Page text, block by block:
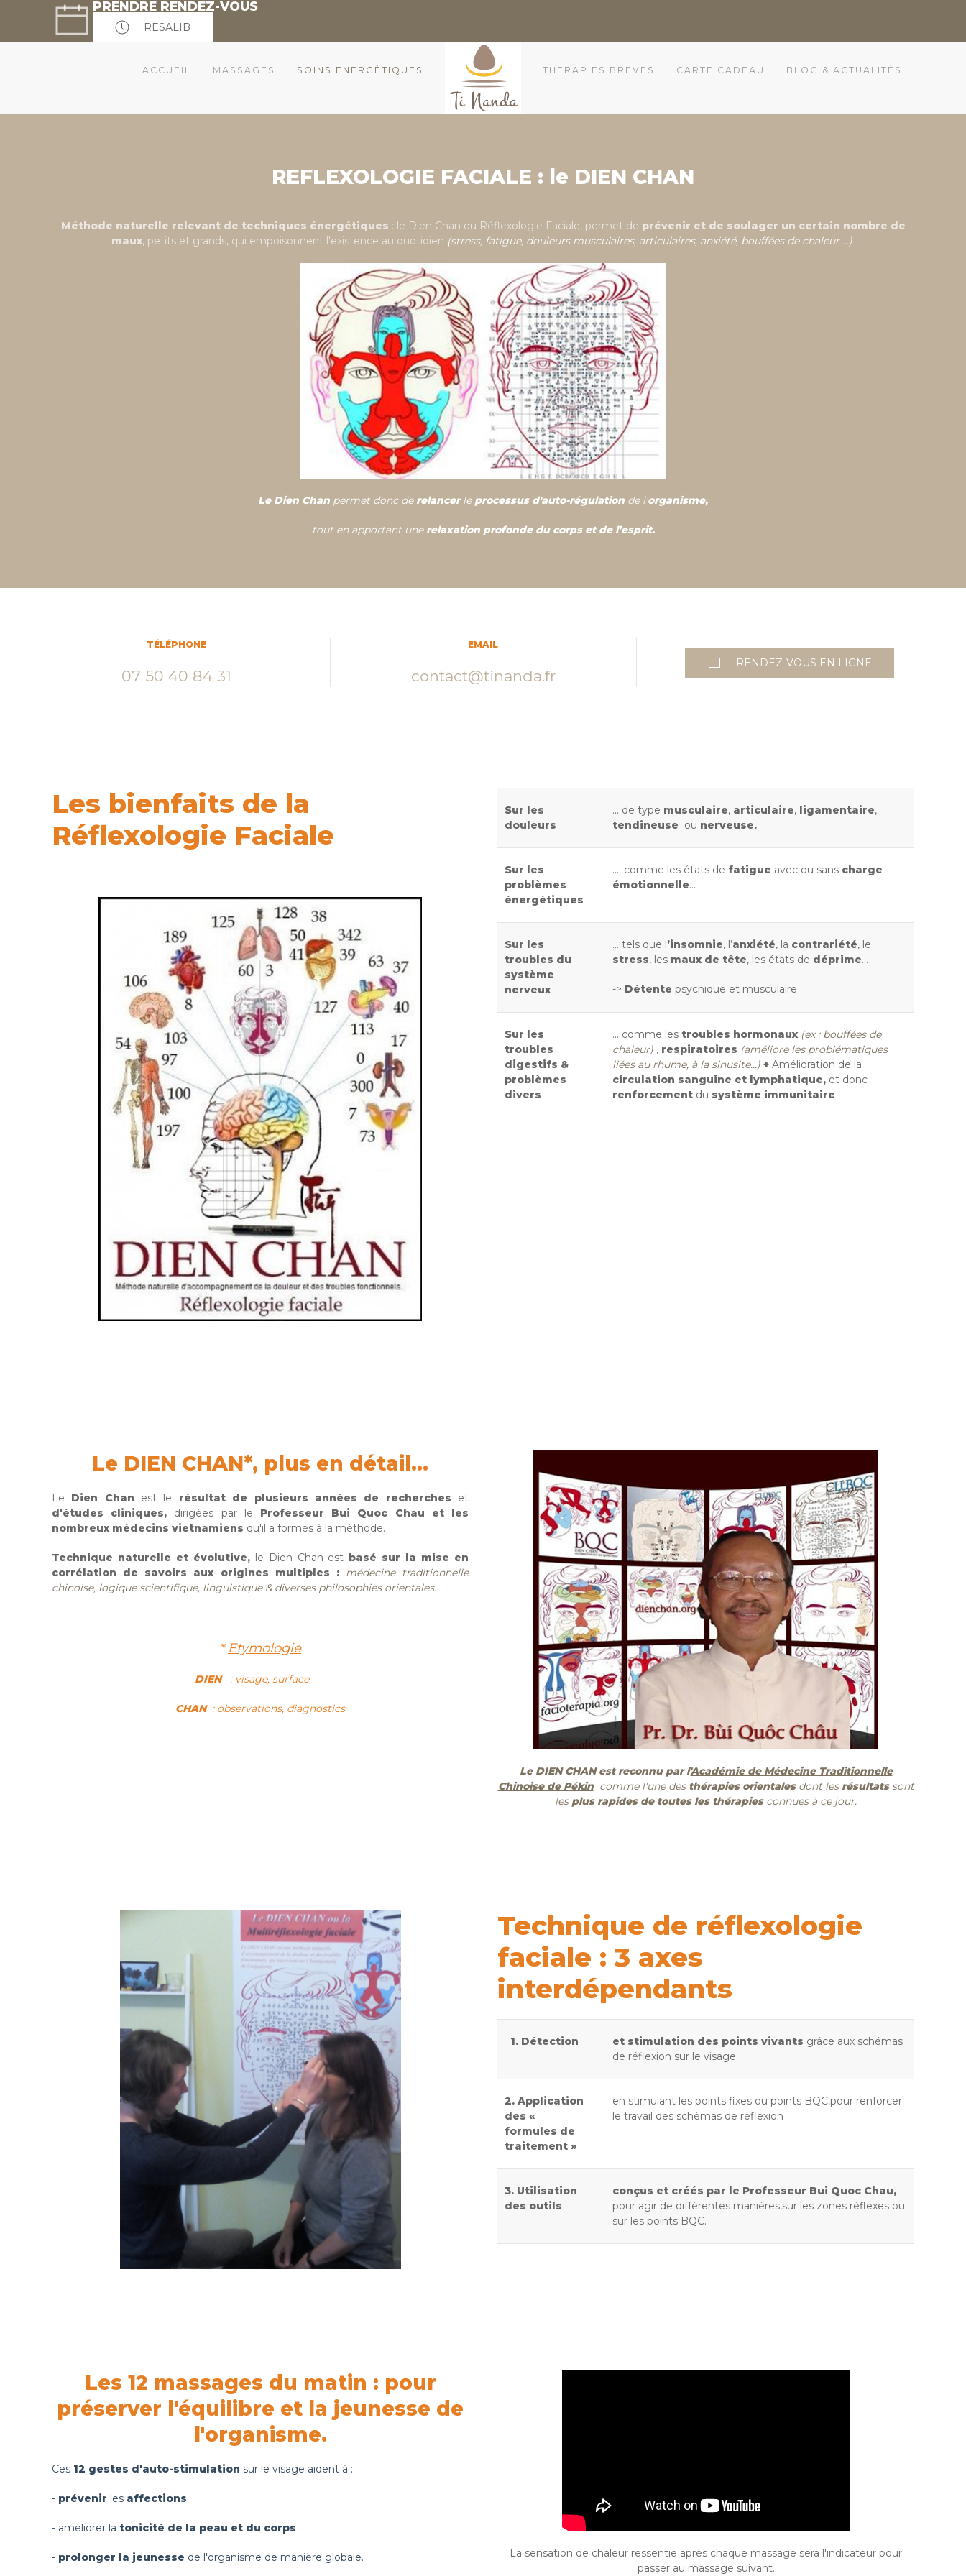
PRENDRE RENDEZ-VOUS
RESALIB
ACCUEIL MASSAGES SOINS ENERGÉTIQUES THERAPIES BREVES CARTE CADEAU BLOG & ACTUALITÉS
REFLEXOLOGIE FACIALE : le DIEN CHAN
Méthode naturelle relevant de techniques énergétiques : le Dien Chan ou Réflexologie Faciale, permet de prévenir et de soulager un certain nombre de
maux, petits et grands, qui empoisonnent l'existence au quotidien (stress, fatigue, douleurs musculaires, articulaires, anxiété, bouffées de chaleur ...)
Le Dien Chan permet donc de relancerleprocessus d'auto-régulation de l'organisme,
tout en apportant une relaxation profonde du corps et de l’esprit.
TÉLÉPHONE
07 50 40 84 31
EMAIL
contact@tinanda.fr
RENDEZ-VOUS EN LIGNE
Les bienfaits de la
Réflexologie Faciale
Sur les
douleurs
... de type musculaire, articulaire, ligamentaire,
tendineuse ou nerveuse.
Sur les
problèmes
énergétiques
.... comme les états de fatigue avec ou sans charge
émotionnelle…
Sur les
troubles du
système
nerveux
... tels que l’insomnie, l’anxiété, la contrariété, le
stress, les maux de tête, les états de déprime…
-> Détente psychique et musculaire
Sur les
troubles
digestifs &
problèmes
divers
... comme les troubles hormonaux (ex : bouffées de
chaleur) , respiratoires (améliore les problématiques
liées au rhume, à la sinusite...) + Amélioration de la
circulation sanguine et lymphatique, et donc
renforcement du système immunitaire
Le DIEN CHAN*, plus en détail...
Le Dien Chan est le résultat de plusieurs années de recherches et
d'études cliniques, dirigées par le Professeur Bui Quoc Chau et les
nombreux médecins vietnamiens qu'il a formés à la méthode.
Technique naturelle et évolutive, le Dien Chan est basé sur la mise en
corrélation de savoirs aux origines multiples : médecine traditionnelle
chinoise, logique scientifique, linguistique & diverses philosophies orientales.
*Etymologie
DIEN: visage, surface
CHAN: observations, diagnostics
Le DIEN CHAN est reconnu parl'Académie de Médecine Traditionnelle
Chinoise de Pékin comme l'une desthérapies orientales dont lesrésultats sont
lesplus rapides de toutes les thérapiesconnues à ce jour.
Technique de réflexologie
faciale : 3 axes
interdépendants
1. Détection et stimulation des points vivants grâce aux schémas
de réflexion sur le visage
2. Application
des «
formules de
traitement »
en stimulant les points fixes ou points BQC,pour renforcer
le travail des schémas de réflexion
3. Utilisation
des outils
conçus et créés par le Professeur Bui Quoc Chau,
pour agir de différentes manières,sur les zones réflexes ou
sur les points BQC.
Les 12 massages du matin : pour
préserver l'équilibre et la jeunesse de
l'organisme.
Ces 12 gestes d'auto-stimulation sur le visage aident à :
- prévenir les affections
- améliorer la tonicité de la peau et du corps
- prolonger la jeunesse de l'organisme de manière globale.
La sensation de chaleur ressentie après chaque massage sera l'indicateur pour
passer au massage suivant.